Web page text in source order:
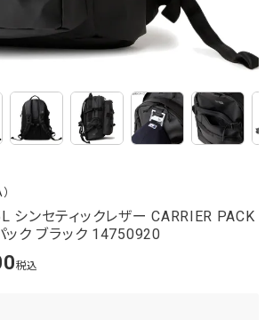
シンセティックレザー CARRIER PACK
ック ブラック 14750920
税込